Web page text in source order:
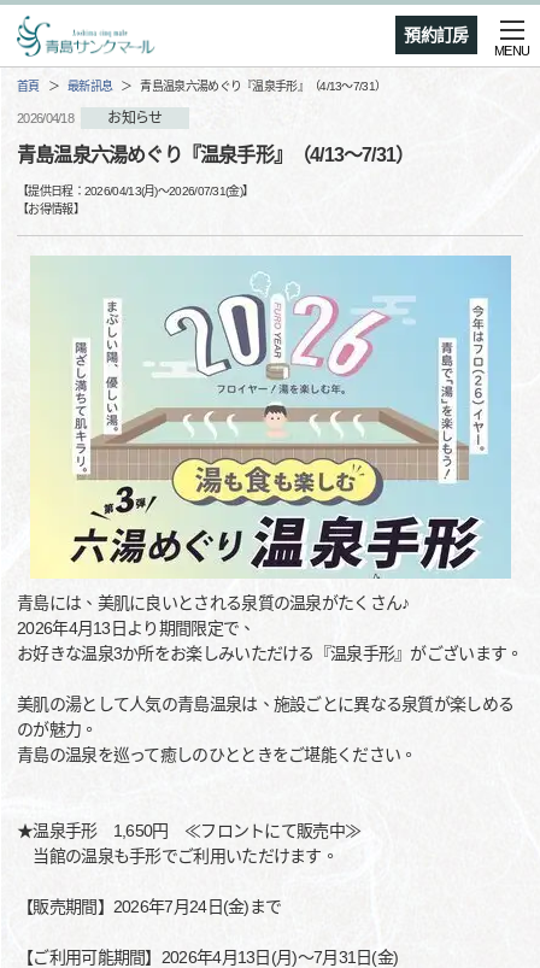
預約訂房
MENU
首頁 最新訊息 青島温泉六湯めぐり『温泉手形』（4/13～7/31）
2026/04/18 お知らせ
青島温泉六湯めぐり『温泉手形』（4/13～7/31）
【提供日程： 2026/04/13(月)〜2026/07/31(金)】
【お得情報】
青島には、美肌に良いとされる泉質の温泉がたくさん♪
2026年4月13日より期間限定で、
お好きな温泉3か所をお楽しみいただける『温泉手形』がございます。
美肌の湯として人気の青島温泉は、施設ごとに異なる泉質が楽しめる
のが魅力。
青島の温泉を巡って癒しのひとときをご堪能ください。
★温泉手形 1,650円 ≪フロントにて販売中≫
当館の温泉も手形でご利用いただけます。
【販売期間】2026年7月24日(金)まで
【ご利用可能期間】2026年4月13日(月)～7月31日(金)